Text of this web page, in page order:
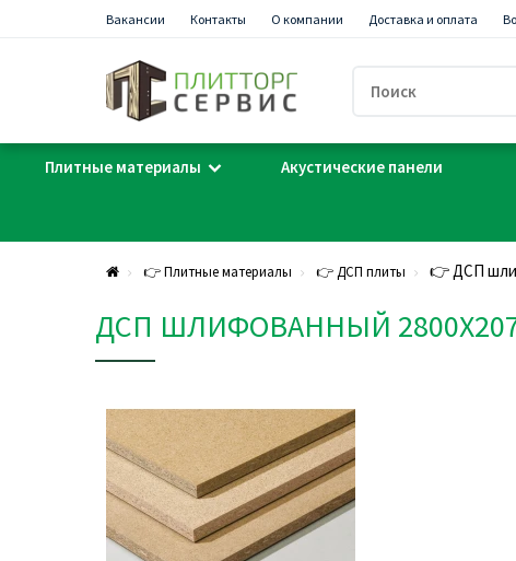
Вакансии Контакты О компании Доставка и оплата
Плитные материалы Акустические панели
👉 Плитные материалы 👉 ДСП плиты 👉 ДСП
ДСП ШЛИФОВАННЫЙ